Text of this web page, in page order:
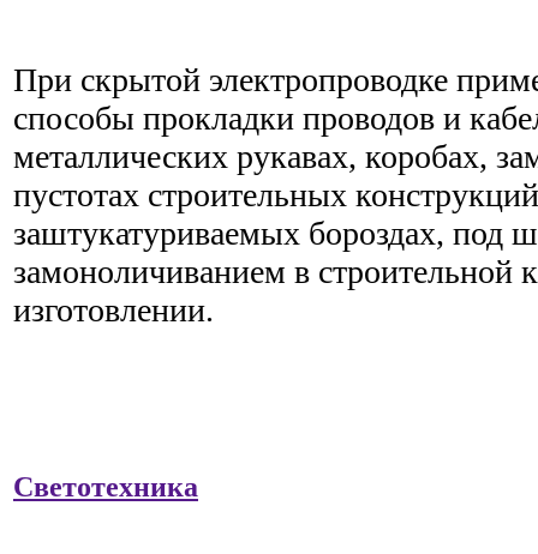
При скрытой электропроводке
способы прокладки проводов и
металлических рукавах, коробах,
пустотах строительных
заштукатуриваемых бороздах, под
замоноличиванием в строительной
изготовлении.
Светотехника